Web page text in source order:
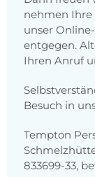
nehmen
unser
entgegen.
Ihren Anruf
Besuch in
Tempton
833699-33,